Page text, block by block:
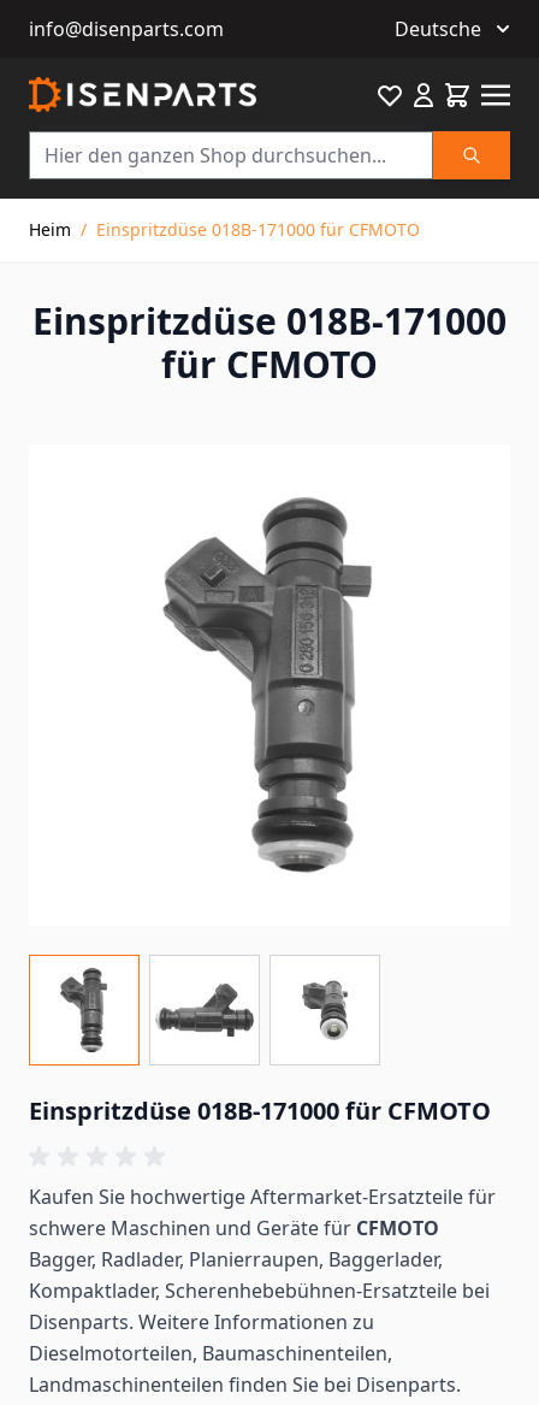
info@disenparts.com Deutsche
Suche
Favourite
Heim / Einspritzdüse 018B-171000 für CFMOTO
Einspritzdüse 018B-171000
für CFMOTO
Einspritzdüse 018B-171000 für CFMOTO
Kaufen Sie hochwertige Aftermarket-Ersatzteile für
schwere Maschinen und Geräte für CFMOTO
Bagger, Radlader, Planierraupen, Baggerlader,
Kompaktlader, Scherenhebebühnen-Ersatzteile bei
Disenparts. Weitere Informationen zu
Dieselmotorteilen, Baumaschinenteilen,
Landmaschinenteilen finden Sie bei Disenparts.